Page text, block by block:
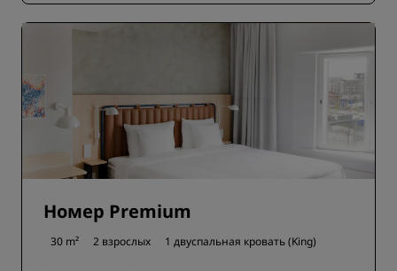
Номер Premium
30 m² 2 взрослых 1 двуспальная кровать (King)